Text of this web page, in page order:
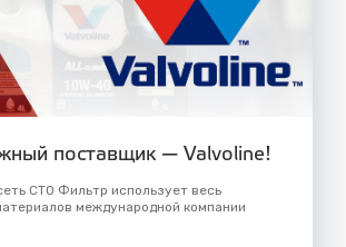
поставщик — Valvoline!
СТО Фильтр использует весь
международной компании